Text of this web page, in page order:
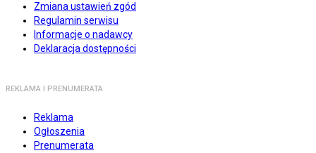
Zmiana ustawień zgód
Regulamin serwisu
Informacje o nadawcy
Deklaracja dostępności
REKLAMA I PRENUMERATA
Reklama
Ogłoszenia
Prenumerata